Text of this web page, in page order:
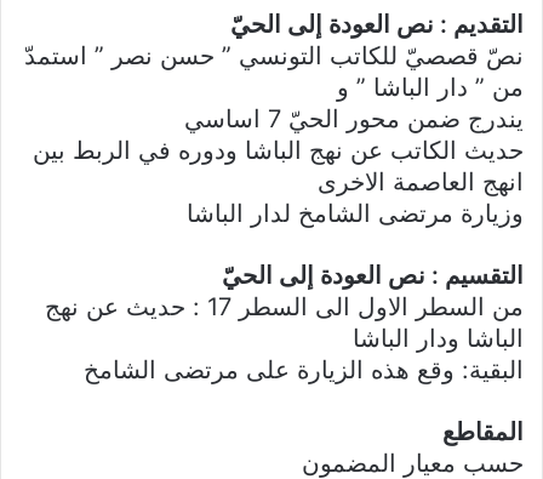
التقديم : نص العودة إلى الحيّ
نصّ قصصيّ للكاتب التونسي ” حسن نصر ” استمدّ
من ” دار الباشا ” و
يندرج ضمن محور الحيّ 7 اساسي
حديث الكاتب عن نهج الباشا ودوره في الربط بين
انهج العاصمة الاخرى
وزيارة مرتضى الشامخ لدار الباشا
التقسيم : نص العودة إلى الحيّ
من السطر الاول الى السطر 17 : حديث عن نهج
الباشا ودار الباشا
البقية: وقع هذه الزيارة على مرتضى الشامخ
المقاطع
حسب معيار المضمون